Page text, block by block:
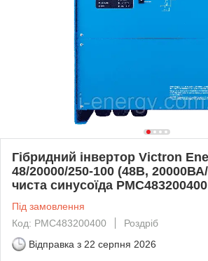
Гібридний інвертор Victron
48/20000/250-100 (48В,
чиста синусоїда PMC483200400
Під замовлення
Код: PMC483200400
Роздріб
Відправка з 22 серпня 2026